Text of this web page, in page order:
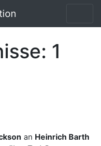
1
an Heinrich Barth